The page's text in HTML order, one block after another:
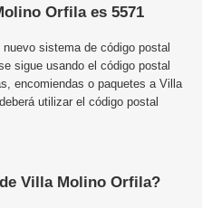
Orfila es 5571
sistema de código postal
sigue usando el código postal
encomiendas o paquetes a Villa
utilizar el código postal
Villa Molino Orfila?